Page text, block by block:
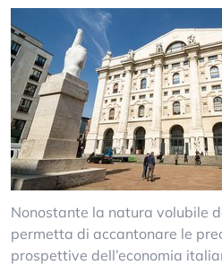
Nonostante la natura volubile
permetta di accantonare le
prospettive dell’economia